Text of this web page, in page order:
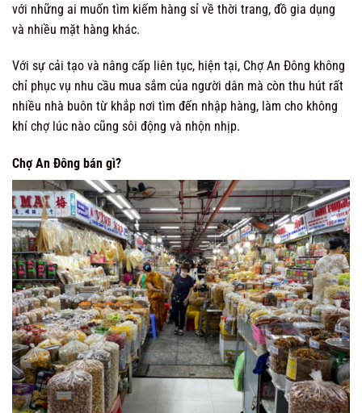
với những ai muốn tìm kiếm hàng sỉ về thời trang, đồ gia dụng
và nhiều mặt hàng khác.
Với sự cải tạo và nâng cấp liên tục, hiện tại, Chợ An Đông không
chỉ phục vụ nhu cầu mua sắm của người dân mà còn thu hút rất
nhiều nhà buôn từ khắp nơi tìm đến nhập hàng, làm cho không
khí chợ lúc nào cũng sôi động và nhộn nhịp.
Chợ An Đông bán gì?